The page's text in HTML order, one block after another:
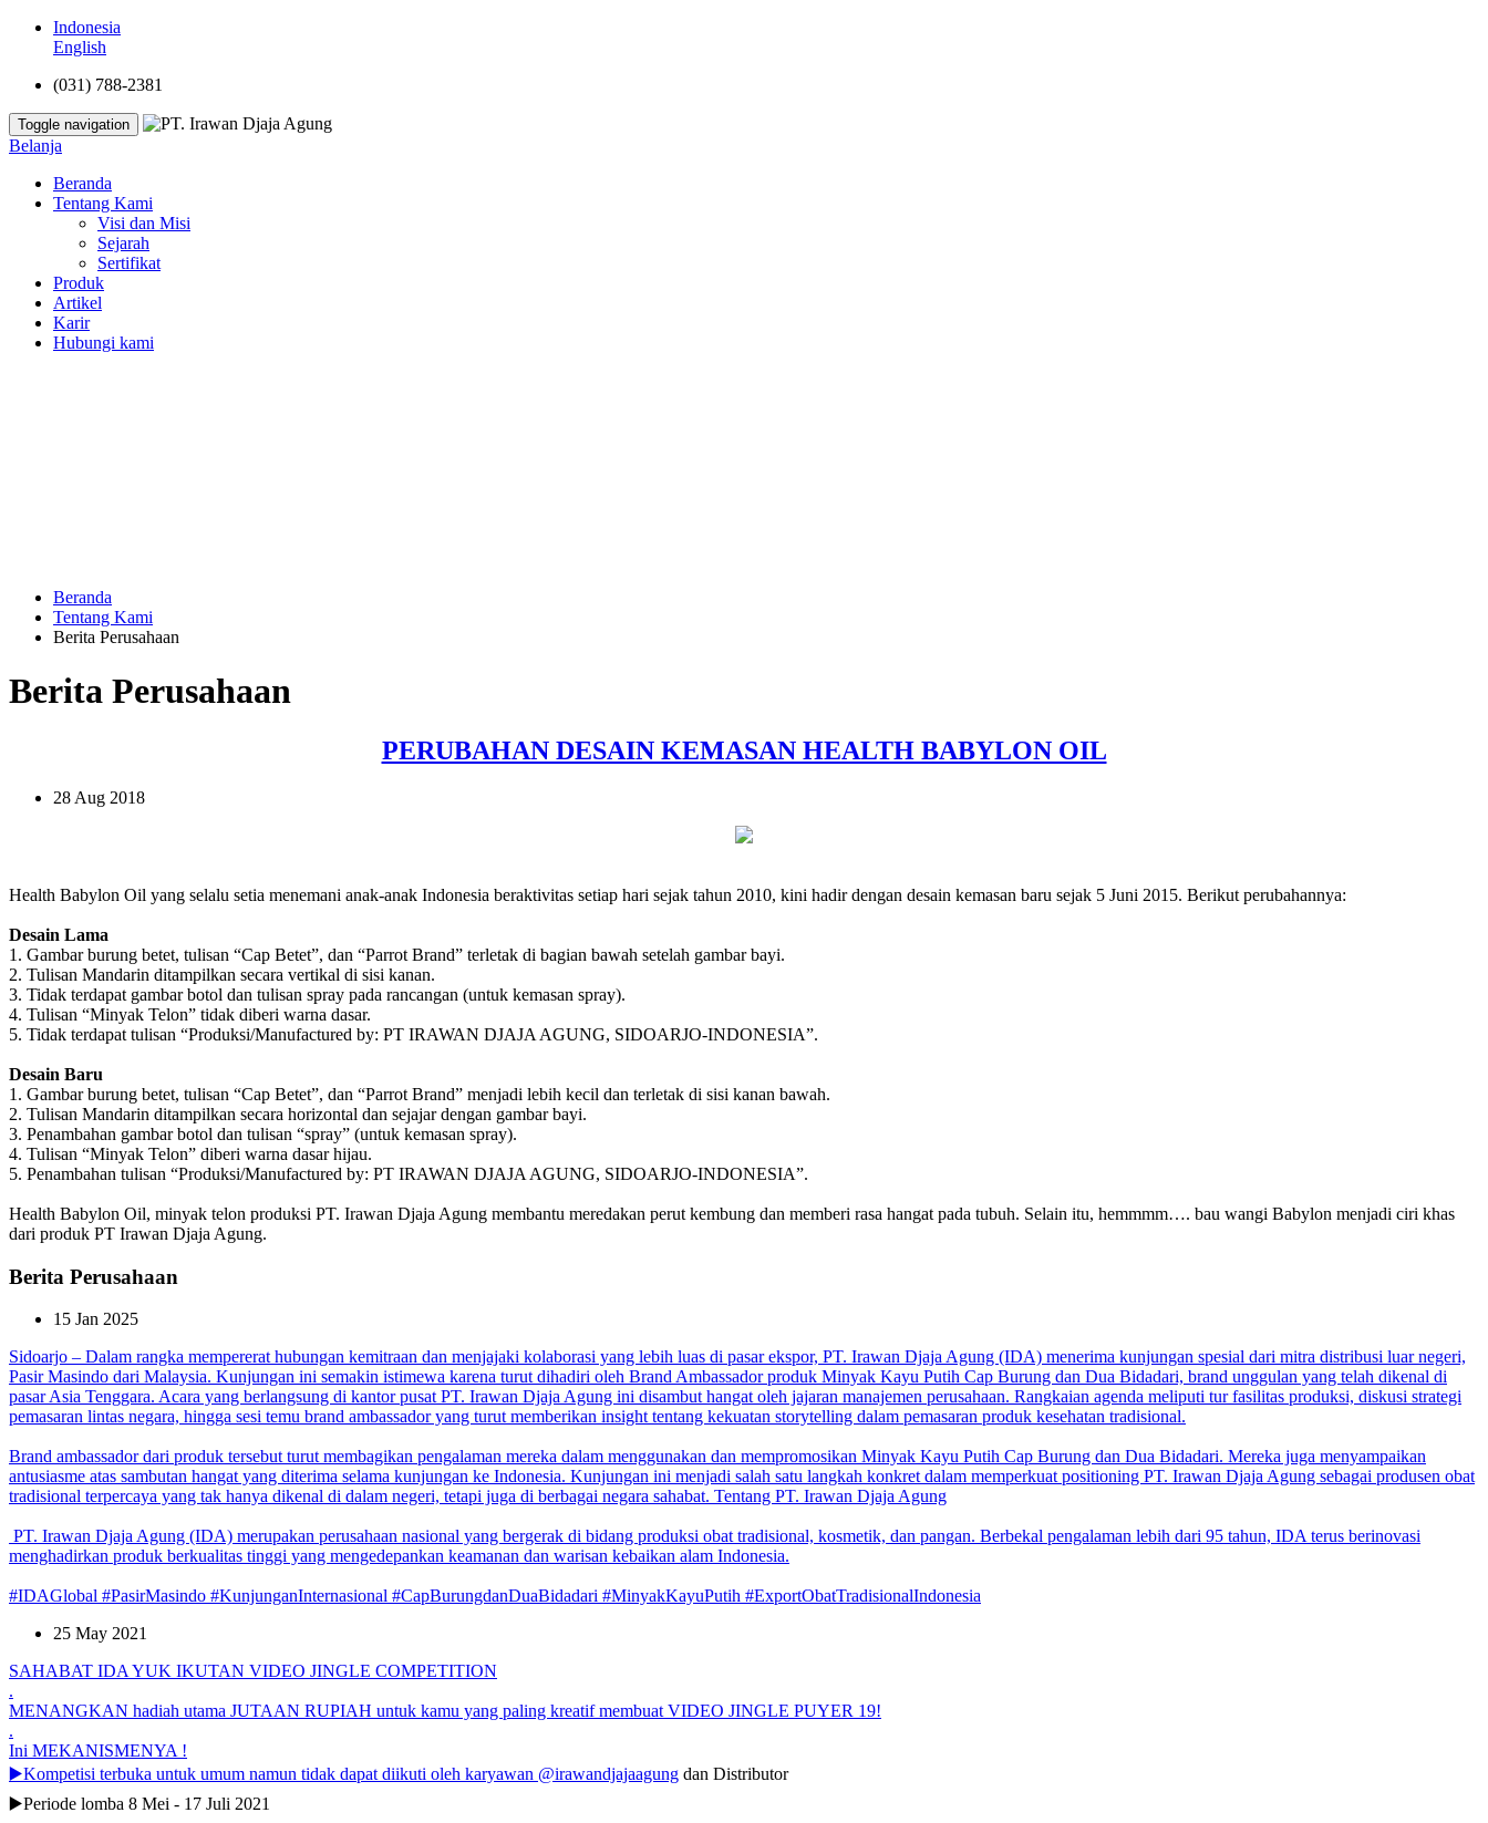
Indonesia
English
(031) 788-2381
Toggle navigation
Belanja
Beranda
Tentang Kami
Visi dan Misi
Sejarah
Sertifikat
Produk
Artikel
Karir
Hubungi kami
Beranda
Tentang Kami
Berita Perusahaan
Berita Perusahaan
PERUBAHAN DESAIN KEMASAN HEALTH BABYLON OIL
28 Aug 2018
Health Babylon Oil yang selalu setia menemani anak-anak Indonesia beraktivitas setiap hari sejak tahun 2010, kini hadir dengan desain kemasan baru sejak 5 Juni 2015. Berikut perubahannya:
Desain Lama
1. Gambar burung betet, tulisan “Cap Betet”, dan “Parrot Brand” terletak di bagian bawah setelah gambar bayi.
2. Tulisan Mandarin ditampilkan secara vertikal di sisi kanan.
3. Tidak terdapat gambar botol dan tulisan spray pada rancangan (untuk kemasan spray).
4. Tulisan “Minyak Telon” tidak diberi warna dasar.
5. Tidak terdapat tulisan “Produksi/Manufactured by: PT IRAWAN DJAJA AGUNG, SIDOARJO-INDONESIA”.
Desain Baru
1. Gambar burung betet, tulisan “Cap Betet”, dan “Parrot Brand” menjadi lebih kecil dan terletak di sisi kanan bawah.
2. Tulisan Mandarin ditampilkan secara horizontal dan sejajar dengan gambar bayi.
3. Penambahan gambar botol dan tulisan “spray” (untuk kemasan spray).
4. Tulisan “Minyak Telon” diberi warna dasar hijau.
5. Penambahan tulisan “Produksi/Manufactured by: PT IRAWAN DJAJA AGUNG, SIDOARJO-INDONESIA”.
Health Babylon Oil, minyak telon produksi PT. Irawan Djaja Agung membantu meredakan perut kembung dan memberi rasa hangat pada tubuh. Selain itu, hemmmm…. bau wangi Babylon menjadi ciri khas
dari produk PT Irawan Djaja Agung.
Berita Perusahaan
15 Jan 2025
Sidoarjo – Dalam rangka mempererat hubungan kemitraan dan menjajaki kolaborasi yang lebih luas di pasar ekspor, PT. Irawan Djaja Agung (IDA) menerima kunjungan spesial dari mitra distribusi luar negeri,
Pasir Masindo dari Malaysia. Kunjungan ini semakin istimewa karena turut dihadiri oleh Brand Ambassador produk Minyak Kayu Putih Cap Burung dan Dua Bidadari, brand unggulan yang telah dikenal di
pasar Asia Tenggara. Acara yang berlangsung di kantor pusat PT. Irawan Djaja Agung ini disambut hangat oleh jajaran manajemen perusahaan. Rangkaian agenda meliputi tur fasilitas produksi, diskusi strategi
pemasaran lintas negara, hingga sesi temu brand ambassador yang turut memberikan insight tentang kekuatan storytelling dalam pemasaran produk kesehatan tradisional.
Brand ambassador dari produk tersebut turut membagikan pengalaman mereka dalam menggunakan dan mempromosikan Minyak Kayu Putih Cap Burung dan Dua Bidadari. Mereka juga menyampaikan
antusiasme atas sambutan hangat yang diterima selama kunjungan ke Indonesia. Kunjungan ini menjadi salah satu langkah konkret dalam memperkuat positioning PT. Irawan Djaja Agung sebagai produsen obat
tradisional terpercaya yang tak hanya dikenal di dalam negeri, tetapi juga di berbagai negara sahabat. Tentang PT. Irawan Djaja Agung
PT. Irawan Djaja Agung (IDA) merupakan perusahaan nasional yang bergerak di bidang produksi obat tradisional, kosmetik, dan pangan. Berbekal pengalaman lebih dari 95 tahun, IDA terus berinovasi
menghadirkan produk berkualitas tinggi yang mengedepankan keamanan dan warisan kebaikan alam Indonesia.
#IDAGlobal #PasirMasindo #KunjunganInternasional #CapBurungdanDuaBidadari #MinyakKayuPutih #ExportObatTradisionalIndonesia
25 May 2021
SAHABAT IDA YUK IKUTAN VIDEO JINGLE COMPETITION
.
MENANGKAN hadiah utama JUTAAN RUPIAH untuk kamu yang paling kreatif membuat VIDEO JINGLE PUYER 19!
.
Ini MEKANISMENYA !
▶️Kompetisi terbuka untuk umum namun tidak dapat diikuti oleh karyawan @irawandjajaagung dan Distributor
▶️Periode lomba 8 Mei - 17 Juli 2021